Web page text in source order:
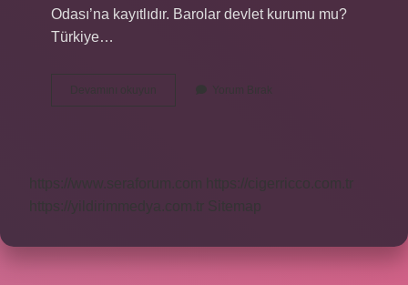
Odası’na kayıtlıdır. Barolar devlet kurumu mu?
Türkiye…
Devamını okuyun
Meslek
Yorum Bırak
https://www.seraforum.com
https://cigerricco.com.tr
https://yildirimmedya.com.tr Sitemap